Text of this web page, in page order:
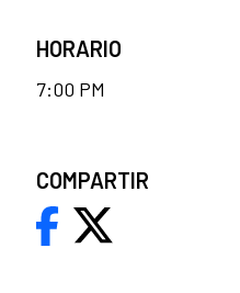
HORARIO
7:00 PM
COMPARTIR